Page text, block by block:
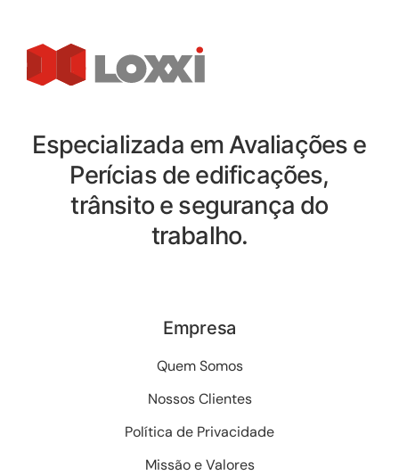
Especializada em Avaliações e
Perícias de edificações,
trânsito e segurança do
trabalho.
Empresa
Quem Somos
Nossos Clientes
Política de Privacidade
Missão e Valores